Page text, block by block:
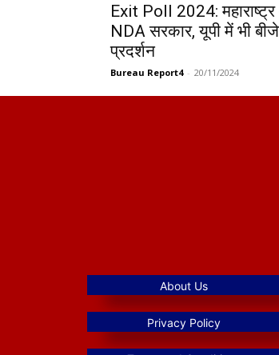
Exit Poll 2024:
NDA सरकार, यूपी में भी
प्रदर्शन
Bureau Report4 - 20/11/2024